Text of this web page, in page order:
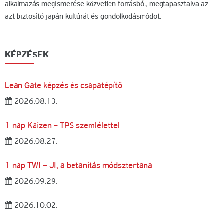
alkalmazás megismerése közvetlen forrásból, megtapasztalva az
azt biztosító japán kultúrát és gondolkodásmódot.
KÉPZÉSEK
Lean Gate képzés és csapatépítő
2026.08.13.
1 nap Kaizen – TPS szemlélettel
2026.08.27.
1 nap TWI – JI, a betanítás módsztertana
2026.09.29.
2026.10.02.